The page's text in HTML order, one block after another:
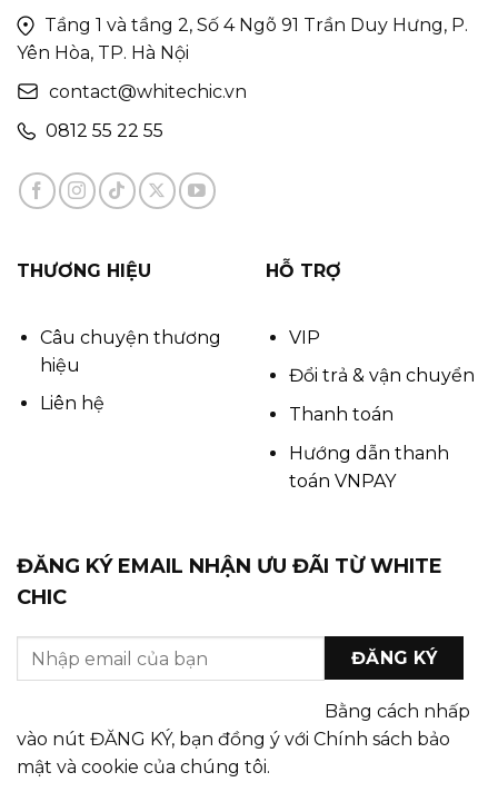
Tầng 1 và tầng 2, Số 4 Ngõ 91 Trần Duy Hưng, P.
Yên Hòa, TP. Hà Nội
contact@whitechic.vn
0812 55 22 55
THƯƠNG HIỆU
Câu chuyện thương
hiệu
Liên hệ
HỖ TRỢ
VIP
Đổi trả & vận chuyển
Thanh toán
Hướng dẫn thanh
toán VNPAY
ĐĂNG KÝ EMAIL NHẬN ƯU ĐÃI TỪ WHITE
CHIC
Bằng cách nhấp
vào nút ĐĂNG KÝ, bạn đồng ý với Chính sách bảo
mật và cookie của chúng tôi.